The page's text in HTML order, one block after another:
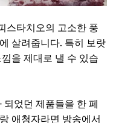
스타치오의 고소한 풍
살려줍니다. 특히 보랏
을 제대로 낼 수 있습
었던 제품들을 한 페
애청자라면 방송에서